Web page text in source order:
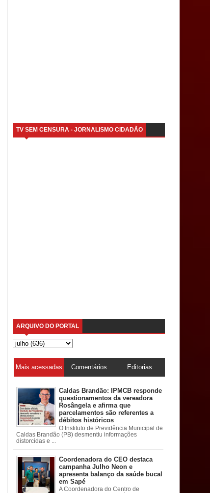
TV SEM CENSURA - JORNALISMO CIDADÃO
ARQUIVO DO PORTAL
Mais acessadas Comentários Editorias
Caldas Brandão: IPMCB responde
questionamentos da vereadora
Rosângela e afirma que
parcelamentos são referentes a
débitos históricos
O Instituto de Previdência Municipal de
Caldas Brandão (PB) desmentiu informações
distorcidas e ...
Coordenadora do CEO destaca
campanha Julho Neon e
apresenta balanço da saúde bucal
em Sapé
A Coordenadora do Centro de